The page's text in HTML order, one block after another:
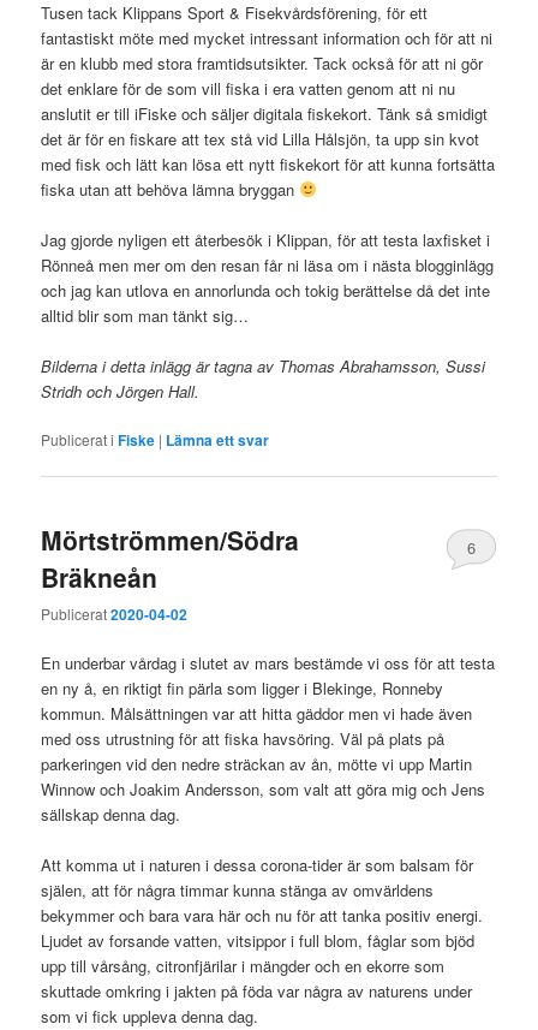
Tusen tack Klippans Sport & Fisekvårdsförening, för ett
fantastiskt möte med mycket intressant information och för att ni
är en klubb med stora framtidsutsikter. Tack också för att ni gör
det enklare för de som vill fiska i era vatten genom att ni nu
anslutit er till iFiske och säljer digitala fiskekort. Tänk så smidigt
det är för en fiskare att tex stå vid Lilla Hålsjön, ta upp sin kvot
med fisk och lätt kan lösa ett nytt fiskekort för att kunna fortsätta
fiska utan att behöva lämna bryggan
Jag gjorde nyligen ett återbesök i Klippan, för att testa laxfisket i
Rönneå men mer om den resan får ni läsa om i nästa blogginlägg
och jag kan utlova en annorlunda och tokig berättelse då det inte
alltid blir som man tänkt sig…
Bilderna i detta inlägg är tagna av Thomas Abrahamsson, Sussi
Stridh och Jörgen Hall.
Publicerat i Fiske | Lämna ett svar
Mörtströmmen/Södra
Bräkneån
Publicerat2020-04-02
6
En underbar vårdag i slutet av mars bestämde vi oss för att testa
en ny å, en riktigt fin pärla som ligger i Blekinge, Ronneby
kommun. Målsättningen var att hitta gäddor men vi hade även
med oss utrustning för att fiska havsöring. Väl på plats på
parkeringen vid den nedre sträckan av ån, mötte vi upp Martin
Winnow och Joakim Andersson, som valt att göra mig och Jens
sällskap denna dag.
Att komma ut i naturen i dessa corona-tider är som balsam för
själen, att för några timmar kunna stänga av omvärldens
bekymmer och bara vara här och nu för att tanka positiv energi.
Ljudet av forsande vatten, vitsippor i full blom, fåglar som bjöd
upp till vårsång, citronfjärilar i mängder och en ekorre som
skuttade omkring i jakten på föda var några av naturens under
som vi fick uppleva denna dag.